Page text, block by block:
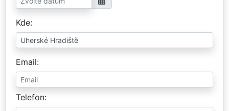
Kde
Email
Telefon